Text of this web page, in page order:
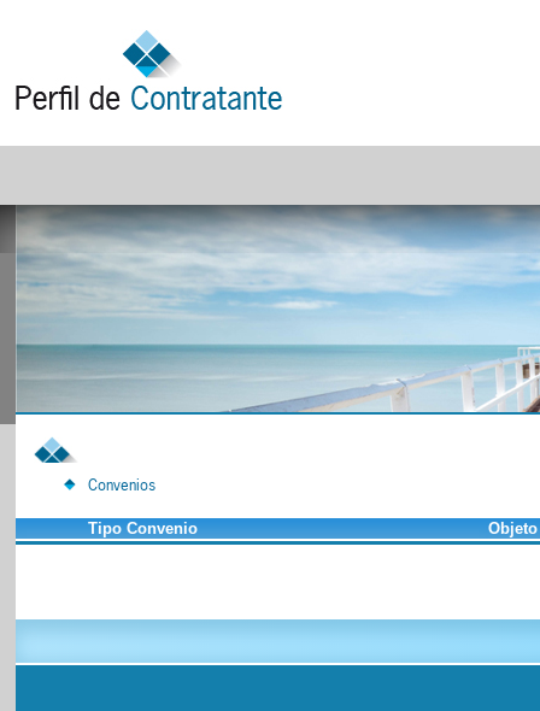
Convenios
Tipo Convenio Objeto